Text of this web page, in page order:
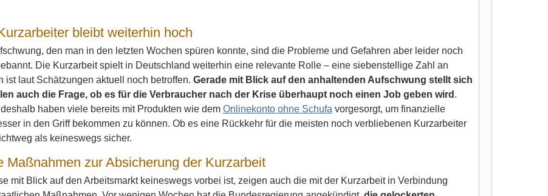
bleibt weiterhin hoch
den man in den letzten Wochen spüren konnte, sind die Probleme und Gefahren aber leider noch
Die Kurzarbeit spielt in Deutschland weiterhin eine relevante Rolle – eine siebenstellige Zahl an
ist laut Schätzungen aktuell noch betroffen. Gerade mit Blick auf den anhaltenden Aufschwung stellt sich
auch die Frage, ob es für die Verbraucher nach der Krise überhaupt noch einen Job geben wird .
haben viele bereits mit Produkten wie dem Onlinekonto ohne Schufa vorgesorgt, um finanzielle
in den Griff bekommen zu können. Ob es eine Rückkehr für die meisten noch verbliebenen Kurzarbeiter
als keineswegs sicher.
Maßnahmen zur Absicherung der Kurzarbeit
mit Blick auf den Arbeitsmarkt keineswegs vorbei ist, zeigen auch die mit der Kurzarbeit in Verbindung